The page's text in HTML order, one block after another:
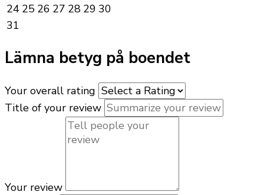
24 25 26 27 28 29 30
31
Lämna betyg på boendet
Your overall rating
Title of your review
Your review